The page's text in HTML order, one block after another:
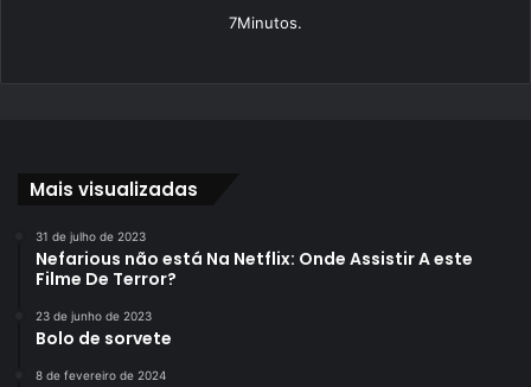
7Minutos.
Mais visualizadas
31 de julho de 2023
Nefarious não está Na Netflix: Onde Assistir A este
Filme De Terror?
23 de junho de 2023
Bolo de sorvete
8 de fevereiro de 2024